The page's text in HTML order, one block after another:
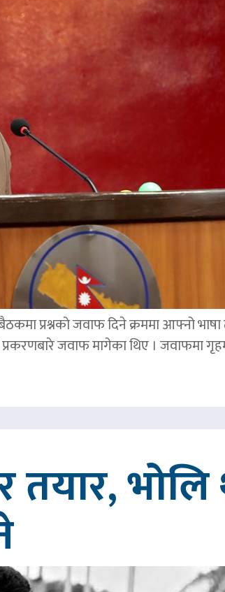
प्रश्नको जवाफ दिने क्रममा आफ्नो
जवाफ मागेका थिए । जवाफमा
भोलि